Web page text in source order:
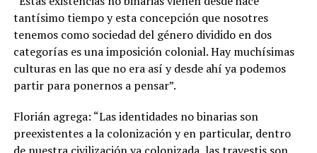
tantísimo tiempo y esta concepción que nosotres
tenemos como sociedad del género dividido en dos
categorías es una imposición colonial. Hay muchísimas
culturas en las que no era así y desde ahí ya podemos
partir para ponernos a pensar”.
Florián agrega: “Las identidades no binarias son
preexistentes a la colonización y en particular, dentro